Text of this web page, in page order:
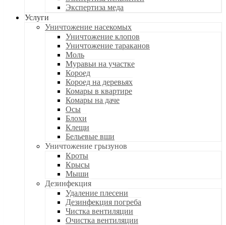
Экспертиза меда
Услуги
Уничтожение насекомых
Уничтожение клопов
Уничтожение тараканов
Моль
Муравьи на участке
Короед
Короед на деревьях
Комары в квартире
Комары на даче
Осы
Блохи
Клещи
Бельевые вши
Уничтожение грызунов
Кроты
Крысы
Мыши
Дезинфекция
Удаление плесени
Дезинфекция погреба
Чистка вентиляции
Очистка вентиляции